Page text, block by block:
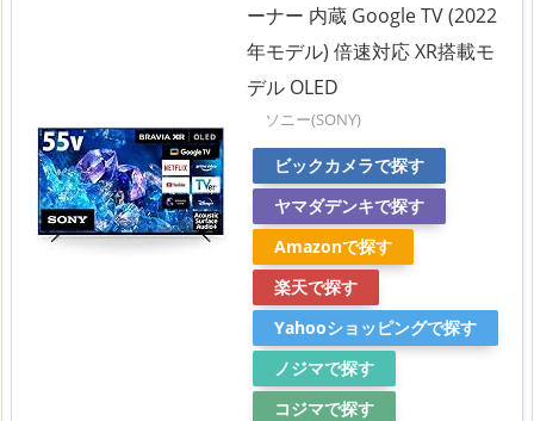
ーナー 内蔵 Google TV (2022
年モデル) 倍速対応 XR搭載モ
デル OLED
ソニー(SONY)
ビックカメラで探す
ヤマダデンキで探す
Amazonで探す
楽天で探す
Yahooショッピングで探す
ノジマで探す
コジマで探す